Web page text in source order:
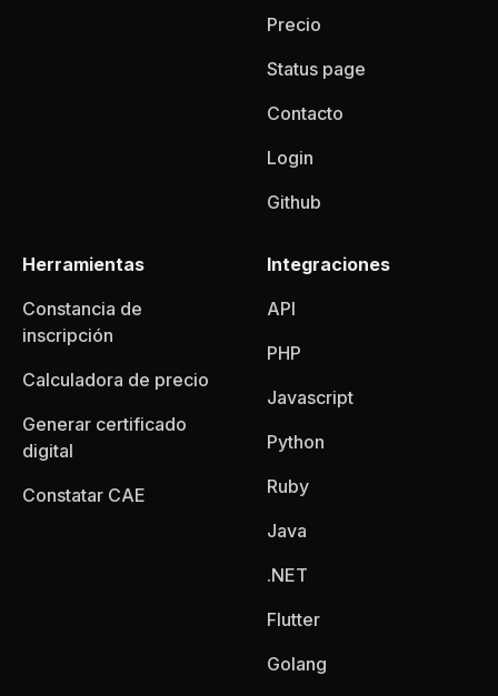
Precio
Status page
Contacto
Login
Github
Herramientas
Constancia de
inscripción
Calculadora de precio
Generar certificado
digital
Constatar CAE
Integraciones
API
PHP
Javascript
Python
Ruby
Java
.NET
Flutter
Golang